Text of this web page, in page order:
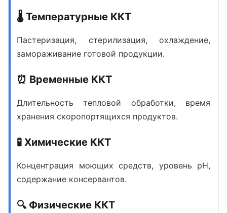
🌡️ Температурные ККТ
Пастеризация, стерилизация, охлаждение,
замораживание готовой продукции.
⏰ Временные ККТ
Длительность тепловой обработки, время
хранения скоропортящихся продуктов.
🧪 Химические ККТ
Концентрация моющих средств, уровень pH,
содержание консервантов.
🔍 Физические ККТ